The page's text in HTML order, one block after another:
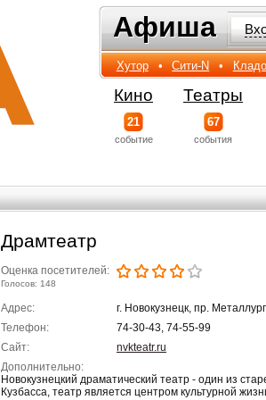
Афиша
Афиша
Хутор • Сити-N •
Кино
21
событиe
Театры
67
события
Драмтеатр
Оценка посетителей:
Голосов: 148
Адрес:
г. Новокузнецк, пр.
Телефон:
74-30-43, 74-55-99
Сайт:
nvkteatr.ru
Дополнительно:
Новокузнецкий драматический театр - один из
Кузбасса, театр является центром культурной